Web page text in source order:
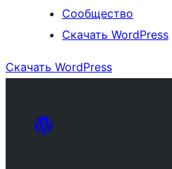
Сообщество
Скачать WordPress
Скачать WordPress